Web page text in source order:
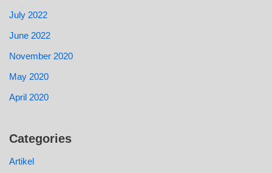
July 2022
June 2022
November 2020
May 2020
April 2020
Categories
Artikel